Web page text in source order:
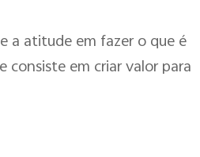
a atitude em fazer o que é
consiste em criar valor para